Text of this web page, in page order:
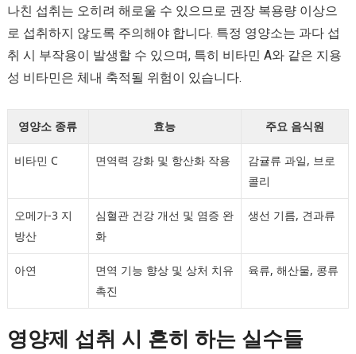
나친 섭취는 오히려 해로울 수 있으므로 권장 복용량 이상으
로 섭취하지 않도록 주의해야 합니다. 특정 영양소는 과다 섭
취 시 부작용이 발생할 수 있으며, 특히 비타민 A와 같은 지용
성 비타민은 체내 축적될 위험이 있습니다.
영양소 종류 효능 주요 음식원
비타민 C 면역력 강화 및 항산화 작용
감귤류 과일, 브로
콜리
오메가-3 지
방산
심혈관 건강 개선 및 염증 완
화
생선 기름, 견과류
아연
면역 기능 향상 및 상처 치유
촉진
육류, 해산물, 콩류
영양제 섭취 시 흔히 하는 실수들